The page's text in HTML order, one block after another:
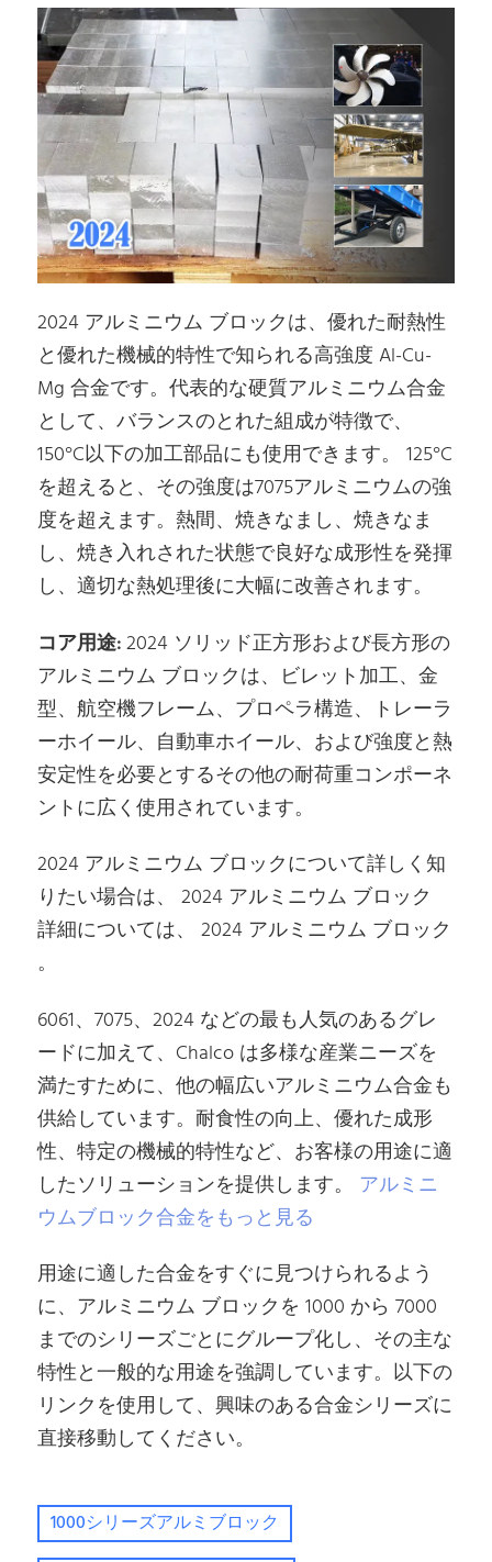
2024 アルミニウム ブロックは、優れた耐熱性
と優れた機械的特性で知られる高強度 Al-Cu-
Mg 合金です。代表的な硬質アルミニウム合金
として、バランスのとれた組成が特徴で、
150°C以下の加工部品にも使用できます。 125°C
を超えると、その強度は7075アルミニウムの強
度を超えます。熱間、焼きなまし、焼きなま
し、焼き入れされた状態で良好な成形性を発揮
し、適切な熱処理後に大幅に改善されます。
コア用途:2024 ソリッド正方形および長方形の
アルミニウム ブロックは、ビレット加工、金
型、航空機フレーム、プロペラ構造、トレーラ
ーホイール、自動車ホイール、および強度と熱
安定性を必要とするその他の耐荷重コンポーネ
ントに広く使用されています。
2024 アルミニウム ブロックについて詳しく知
りたい場合は、 2024 アルミニウム ブロック
詳細については、 2024 アルミニウム ブロック
。
6061、7075、2024 などの最も人気のあるグレ
ードに加えて、Chalco は多様な産業ニーズを
満たすために、他の幅広いアルミニウム合金も
供給しています。耐食性の向上、優れた成形
性、特定の機械的特性など、お客様の用途に適
したソリューションを提供します。 アルミニ
ウムブロック合金をもっと見る
用途に適した合金をすぐに見つけられるよう
に、アルミニウム ブロックを 1000 から 7000
までのシリーズごとにグループ化し、その主な
特性と一般的な用途を強調しています。以下の
リンクを使用して、興味のある合金シリーズに
直接移動してください。
1000シリーズアルミブロック